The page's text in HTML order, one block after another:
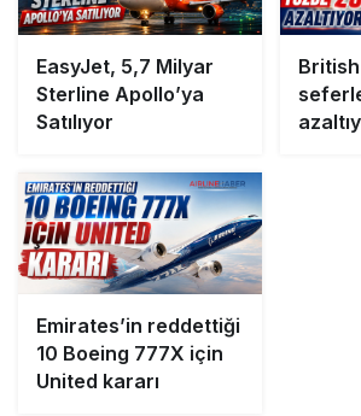
EasyJet, 5,7 Milyar
Sterline Apollo’ya
Satılıyor
Emirates’in reddettiği
10 Boeing 777X için
United kararı